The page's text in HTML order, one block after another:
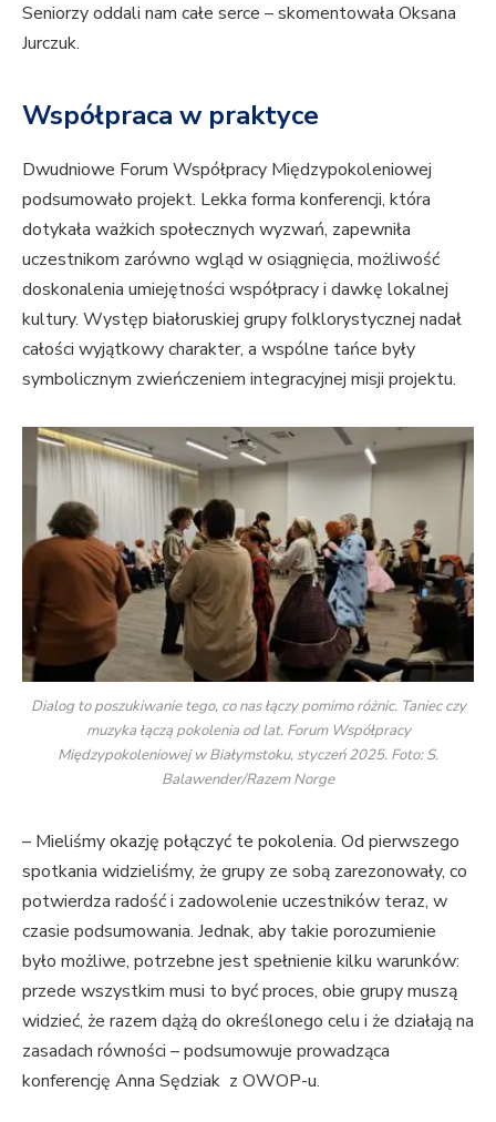
Seniorzy oddali nam całe serce – skomentowała Oksana
Jurczuk.
Współpraca w praktyce
Dwudniowe Forum Współpracy Międzypokoleniowej
podsumowało projekt. Lekka forma konferencji, która
dotykała ważkich społecznych wyzwań, zapewniła
uczestnikom zarówno wgląd w osiągnięcia, możliwość
doskonalenia umiejętności współpracy i dawkę lokalnej
kultury. Występ białoruskiej grupy folklorystycznej nadał
całości wyjątkowy charakter, a wspólne tańce były
symbolicznym zwieńczeniem integracyjnej misji projektu.
Dialog to poszukiwanie tego, co nas łączy pomimo różnic. Taniec czy
muzyka łączą pokolenia od lat. Forum Współpracy
Międzypokoleniowej w Białymstoku, styczeń 2025. Foto: S.
Balawender/Razem Norge
– Mieliśmy okazję połączyć te pokolenia. Od pierwszego
spotkania widzieliśmy, że grupy ze sobą zarezonowały, co
potwierdza radość i zadowolenie uczestników teraz, w
czasie podsumowania. Jednak, aby takie porozumienie
było możliwe, potrzebne jest spełnienie kilku warunków:
przede wszystkim musi to być proces, obie grupy muszą
widzieć, że razem dążą do określonego celu i że działają na
zasadach równości – podsumowuje prowadząca
konferencję Anna Sędziak z OWOP-u.